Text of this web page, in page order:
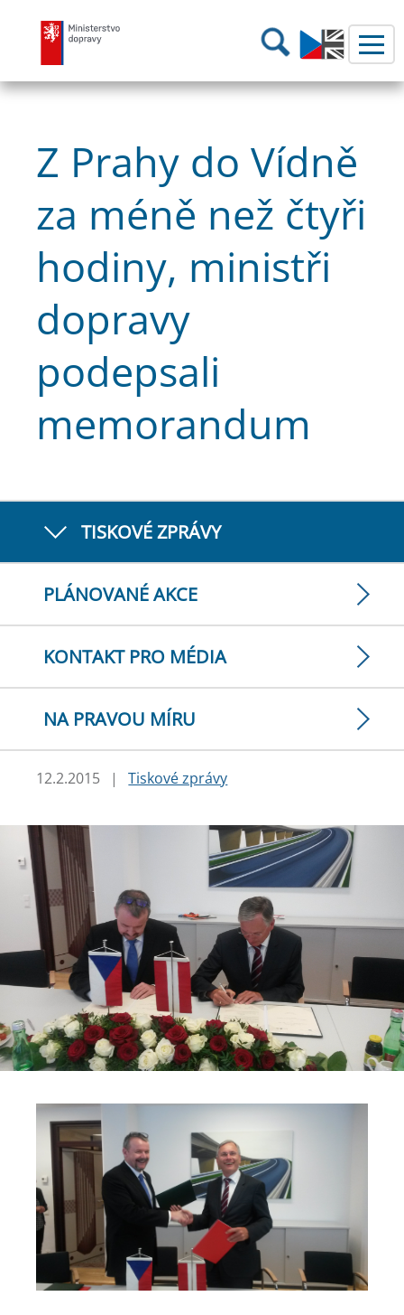
Ministerstvo dopravy Hledání
Z Prahy do Vídně
za méně než čtyři
hodiny, ministři
dopravy
podepsali
memorandum
TISKOVÉ ZPRÁVY
PLÁNOVANÉ AKCE
KONTAKT PRO MÉDIA
NA PRAVOU MÍRU
12.2.2015 | Tiskové zprávy